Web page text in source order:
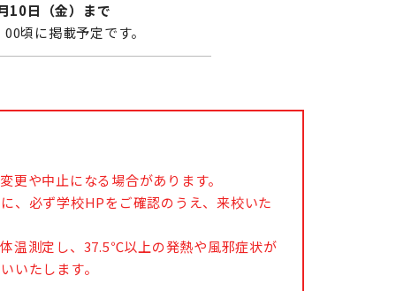
日（金）まで
頃に掲載予定です。
更や中止になる場合があります。
、必ず学校HPをご確認のうえ、来校いた
温測定し、37.5℃以上の発熱や風邪症状が
いたします。